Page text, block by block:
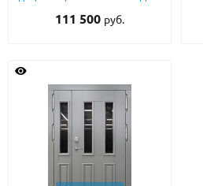
художественной ковкой
111 500 руб.